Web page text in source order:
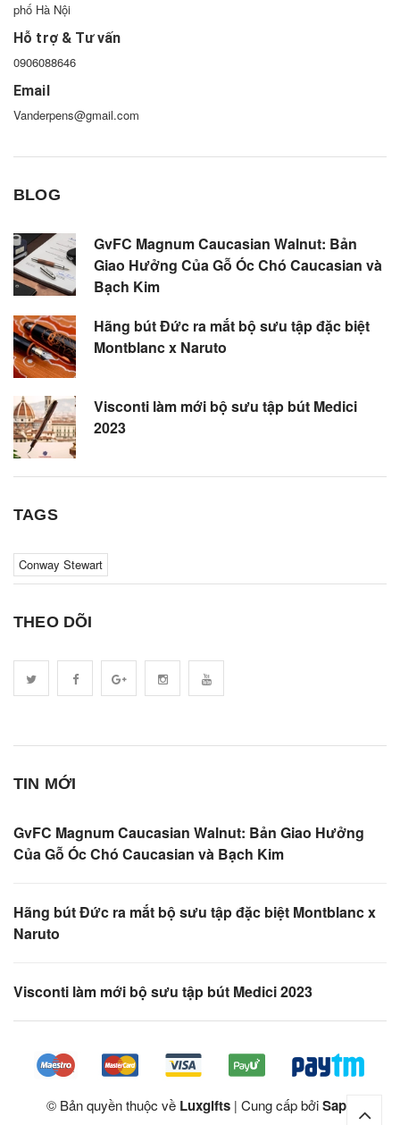
phố Hà Nội
Hỗ trợ & Tư vấn
0906088646
Email
Vanderpens@gmail.com
BLOG
GvFC Magnum Caucasian Walnut: Bản
Giao Hưởng Của Gỗ Óc Chó Caucasian và
Bạch Kim
Hãng bút Đức ra mắt bộ sưu tập đặc biệt
Montblanc x Naruto
Visconti làm mới bộ sưu tập bút Medici
2023
TAGS
Conway Stewart
THEO DÕI
TIN MỚI
GvFC Magnum Caucasian Walnut: Bản Giao Hưởng
Của Gỗ Óc Chó Caucasian và Bạch Kim
Hãng bút Đức ra mắt bộ sưu tập đặc biệt Montblanc x
Naruto
Visconti làm mới bộ sưu tập bút Medici 2023
© Bản quyền thuộc về Luxgifts | Cung cấp bởiSapo